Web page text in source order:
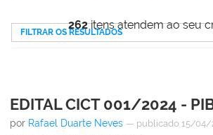
262itens atendem ao seu
FILTRAR OS RESULTADOS
EDITAL CICT 001/2024 -
por Rafael Duarte Neves — publicado 15/04/